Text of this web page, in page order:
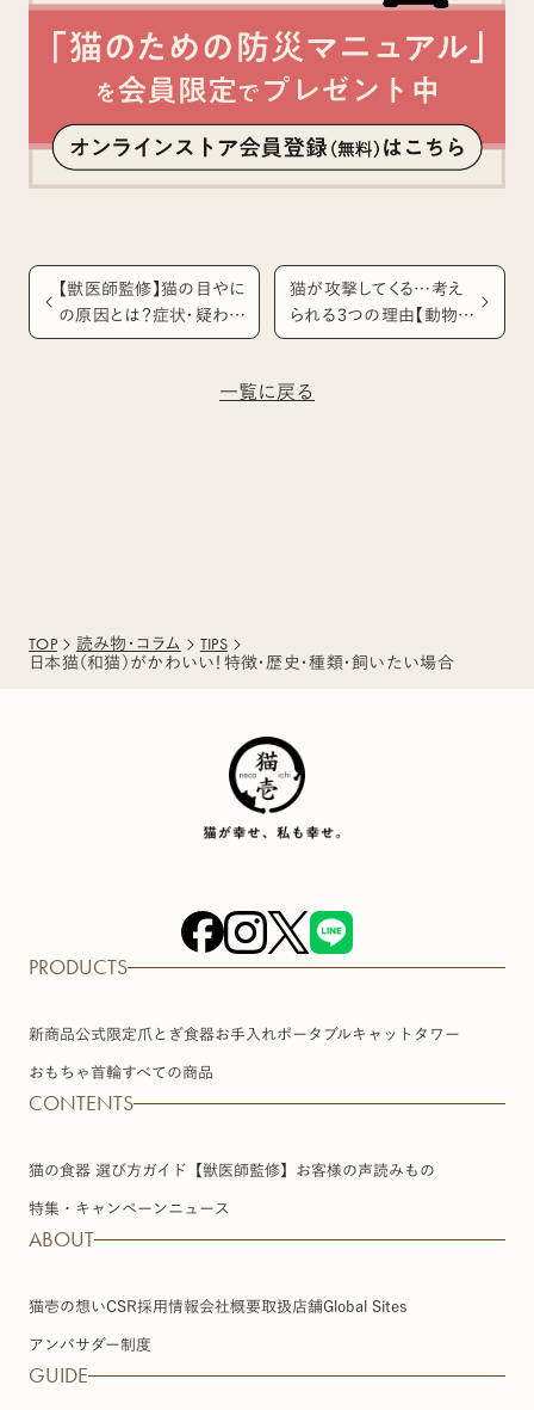
【獣医師監修】猫の目やに
の原因とは？症状・疑われ
る病気・対処法
一覧に戻る
猫が攻撃してくる…考え
られる３つの理由【動物行
動学専門医 入交先生に
TOP 読み物・コラム
TIPS
日本猫（和猫）がかわいい！特徴・歴史・種類・飼いたい場合
PRODUCTS
新商品公式限定爪とぎ食器お手入れポータブル キャットタワー
おもちゃ首輪すべての商品
CONTENTS
猫の食器 選び方ガイド【獣医師監修】 お客様の声読みもの
特集・キャンペーンニュース
ABOUT
猫壱の想いCSR採用情報会社概要取扱店舗Global Sites
アンバサダー制度
GUIDE